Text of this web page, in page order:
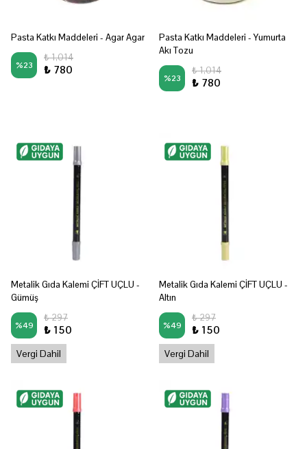
Pasta Katkı Maddeleri - Agar Agar
%23
₺ 1,014
₺ 780
Pasta Katkı Maddeleri - Yumurta
Akı Tozu
%23
₺ 1,014
₺ 780
Metalik Gıda Kalemi ÇİFT UÇLU -
Gümüş
%49
₺ 297
₺ 150
Vergi Dahil
Metalik Gıda Kalemi ÇİFT UÇLU -
Altın
%49
₺ 297
₺ 150
Vergi Dahil